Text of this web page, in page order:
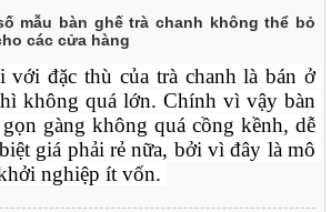
mẫu bàn ghế trà chanh không thể bỏ
các cửa hàng
với đặc thù của trà chanh là bán ở
không quá lớn. Chính vì vậy bàn
gàng không quá cồng kềnh, dễ
giá phải rẻ nữa, bởi vì đây là mô
nghiệp ít vốn.